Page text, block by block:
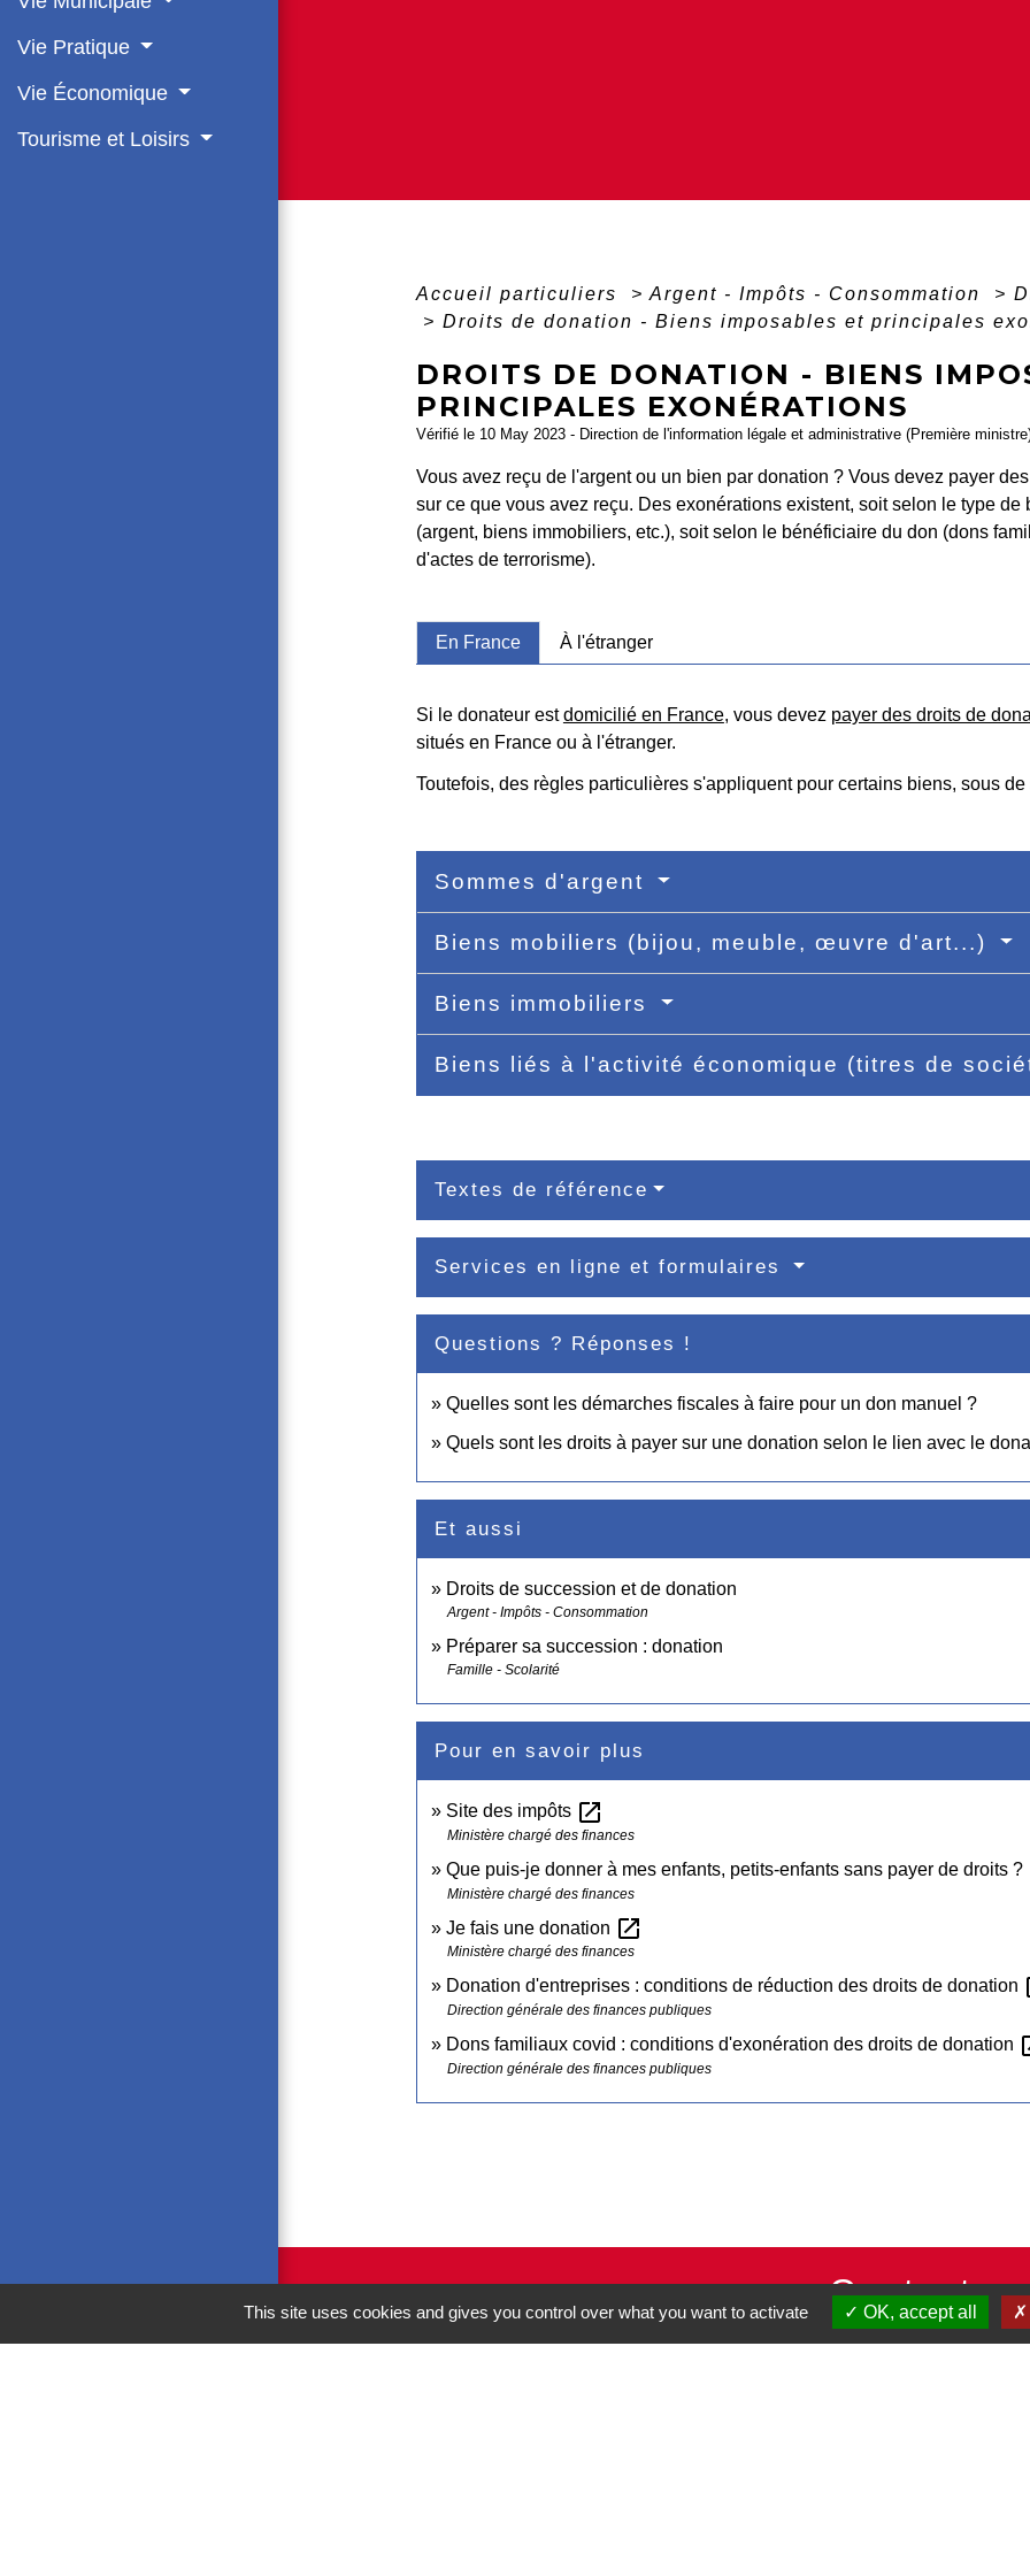
Vie Pratique
Vie Économique
Tourisme et Loisirs
Accueil particuliers > Argent - Impôts - Consommation >
> Droits de donation - Biens imposables et principales
DROITS DE DONATION - BIENS
PRINCIPALES EXONÉRATIONS
Vérifié le 10 May 2023 - Direction de l'information légale et administrative (Première
Vous avez reçu de l'argent ou un bien par donation ? Vous devez payer des
sur ce que vous avez reçu. Des exonérations existent, soit selon le type de
(argent, biens immobiliers, etc.), soit selon le bénéficiaire du don (dons
d'actes de terrorisme).
En France À l'étranger
Si le donateur estdomicilié en France, vous devez payer des droits de
situés en France ou à l'étranger.
Toutefois, des règles particulières s'appliquent pour certains biens, sous
Sommes d'argent
Biens mobiliers (bijou, meuble, œuvre d'art...)
Biens immobiliers
Biens liés à l'activité économique (titres de
Textes de référence
Services en ligne et formulaires
Questions ? Réponses !
Quelles sont les démarches fiscales à faire pour un don manuel ?
Quels sont les droits à payer sur une donation selon le lien avec le
Et aussi
Droits de succession et de donation
Argent - Impôts - Consommation
Préparer sa succession : donation
Famille - Scolarité
Pour en savoir plus
Site des impôts open_in_new
Ministère chargé des finances
Que puis-je donner à mes enfants, petits-enfants sans payer de droits ?
Ministère chargé des finances
Je fais une donation open_in_new
Ministère chargé des finances
Donation d'entreprises : conditions de réduction des droits de donation
Direction générale des finances publiques
Dons familiaux covid : conditions d'exonération des droits de donation
Direction générale des finances publiques
Contacts
This site uses cookies and gives you control over what you want to activate OK, accept all